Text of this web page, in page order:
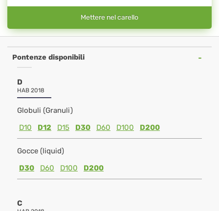
Mettere nel carello
Pontenze disponibili
D
HAB 2018
Globuli (Granuli)
D10
D12 D15 D30 D60 D100 D200
Gocce (liquid)
D30
D60 D100 D200
C